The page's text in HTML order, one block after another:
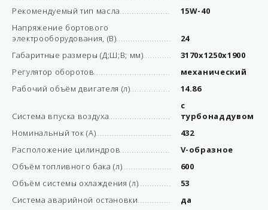
Рекомендуемый тип масла
15W-40
Напряжение бортового
электрооборудования, (В)
24
Габаритные размеры (Д;Ш;В; мм)
3170x1250x1900
Регулятор оборотов
механический
Рабочий объём двигателя (л)
14.86
Система впуска воздуха
с
турбонаддувом
Номинальный ток (А)
432
Расположение цилиндров
V-образное
Объём топливного бака (л)
600
Объём системы охлаждения (л)
53
Система аварийной остановки
да